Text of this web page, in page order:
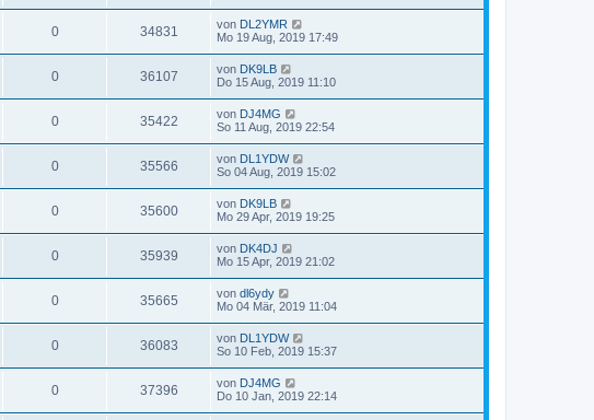
0 34831 von DL2YMR
Mo 19 Aug, 2019 17:49
0 36107 von DK9LB
Do 15 Aug, 2019 11:10
0 35422 von DJ4MG
So 11 Aug, 2019 22:54
0 35566 von DL1YDW
So 04 Aug, 2019 15:02
0 35600 von DK9LB
Mo 29 Apr, 2019 19:25
0 35939 von DK4DJ
Mo 15 Apr, 2019 21:02
0 35665 von dl6ydy
Mo 04 Mär, 2019 11:04
0 36083 von DL1YDW
So 10 Feb, 2019 15:37
0 37396 von DJ4MG
Do 10 Jan, 2019 22:14